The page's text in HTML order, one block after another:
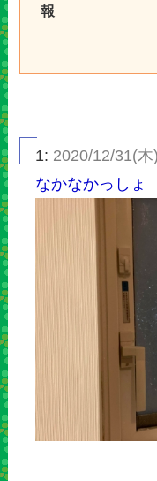
報
1: 2020/12/31(
なかなかっしょ